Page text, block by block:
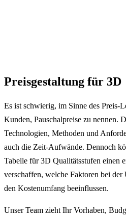
Preisgestaltung für 3D
Es ist schwierig, im Sinne des Preis-
Kunden, Pauschalpreise zu nennen.
Technologien, Methoden und
auch die Zeit-Aufwände. Dennoch
Tabelle für 3D Qualitätsstufen einen
verschaffen, welche Faktoren bei
den Kostenumfang beeinflussen.
Unser Team zieht Ihr Vorhaben,